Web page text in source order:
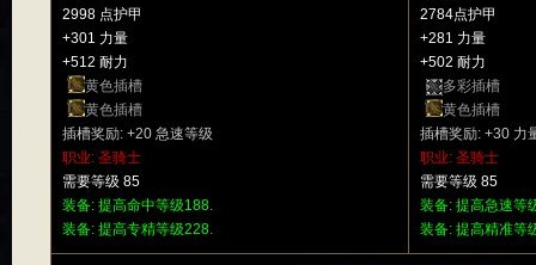
2998 点护甲
+301 力量
+512 耐力
黄色插槽
黄色插槽
插槽奖励: +20 急速等级
职业: 圣骑士
需要等级 85
装备: 提高命中等级188.
装备: 提高专精等级228.
2784点护甲
+281 力量
+502 耐力
多彩插槽
黄色插槽
插槽奖励: +30 力
职业: 圣骑士
需要等级 85
装备: 提高急速等
装备: 提高精准等